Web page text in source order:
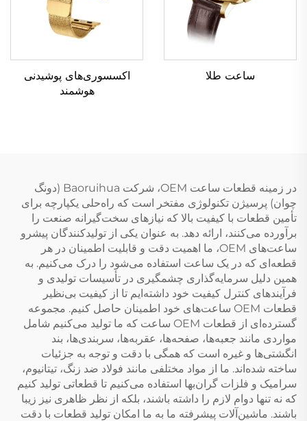
ساعت طلا
اکسسوری‌های پوشیدنی
هوشمند
در زمینه قطعات ساعت OEM، شرکت Baoruihua (دونگ
چوان) پرسیژن تکنولوژی مفتخر است که راه‌حلی یکپارچه برای
تأمین قطعات با کیفیت بالا که نیازهای سخت‌گیرانه صنعت را
برآورده می‌کنند، ارائه دهد. به عنوان یکی از تولیدکنندگان پیشرو
ساعت‌های OEM، ما اهمیت دقت و قابلیت اطمینان در هر
قطعه‌ای که در یک ساعت استفاده می‌شود را درک می‌کنیم. به
همین دلیل سرمایه‌گذاری چشمگیری در تأسیسات تولیدی و
فرآیندهای کنترل کیفیت خود داشته‌ایم تا از کیفیت بی‌نظیر
قطعات OEM ساعت‌های خود اطمینان حاصل کنیم. مجموعه
گسترده‌ای از قطعات OEM ساعت که ما تولید می‌کنیم شامل
مواردی مانند جعبه‌ها، صفحه‌ها، عقربه‌ها، سربندی‌ها، بند
انگشتی‌ها و غیره است که همگی با دقت و توجه به جزئیات
ساخته شده‌اند. ما از مواد مختلفی مانند فولاد ضد زنگ، تیتانیوم،
سرامیک و فلزات گران‌بها استفاده می‌کنیم تا قطعاتی تولید کنیم
که نه تنها دوام لازم را داشته باشند، بلکه از نظر ظاهری نیز زیبا
باشند. ماشین‌آلات پیشرفته ما به ما امکان تولید قطعات با دقت